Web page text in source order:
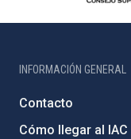
INFORMACIÓN GENERAL
Contacto
Cómo llegar al IAC